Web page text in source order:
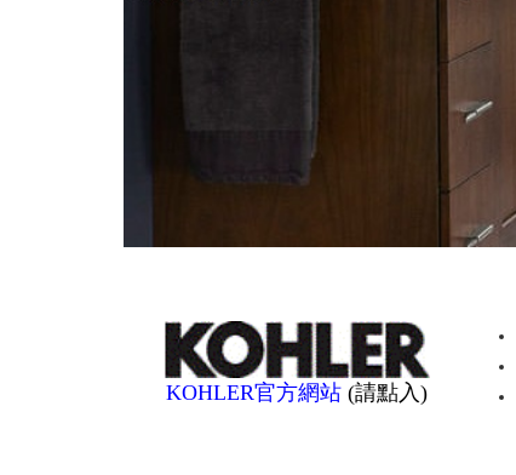
KOHLER官方網站 (請點入)